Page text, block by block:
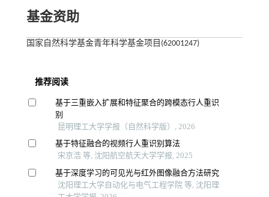
基金资助
国家自然科学基金青年科学基金项目(62001247)